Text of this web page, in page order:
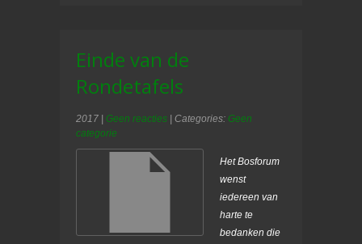
Einde van de
Rondetafels
2017 Geen reacties | Categories: Geen
categorie
Het Bosforum
wenst
iedereen van
harte te
bedanken die